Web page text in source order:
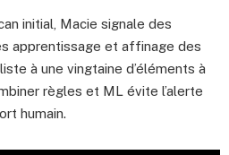
initial, Macie signale des
apprentissage et affinage des
à une vingtaine d’éléments à
règles et ML évite l’alerte
humain.